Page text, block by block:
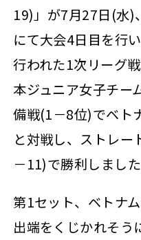
19)」が7月27日(水)
にて大会4日目を行
行われた1次リーグ
本ジュニア女子チー
備戦(1－8位)でベト
と対戦し、ストレ
－11)で勝利しました
第1セット、ベトナ
出端をくじかれそう